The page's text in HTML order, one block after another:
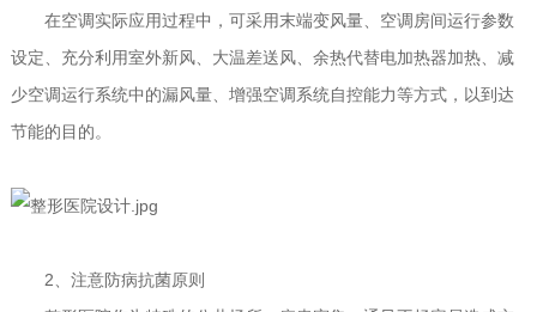
在空调实际应用过程中，可采用末端变风量、空调房间运行参数
设定、充分利用室外新风、大温差送风、余热代替电加热器加热、减
少空调运行系统中的漏风量、增强空调系统自控能力等方式，以到达
节能的目的。
2、注意防病抗菌原则